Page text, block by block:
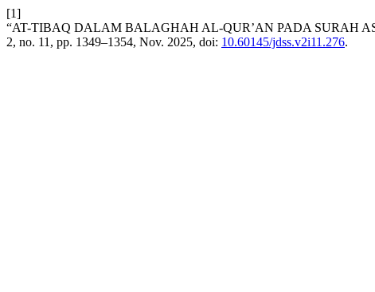
[1]
“AT-TIBAQ DALAM BALAGHAH AL-QUR’AN PADA SURAH
2, no. 11, pp. 1349–1354, Nov. 2025, doi: 10.60145/jdss.v2i11.276.